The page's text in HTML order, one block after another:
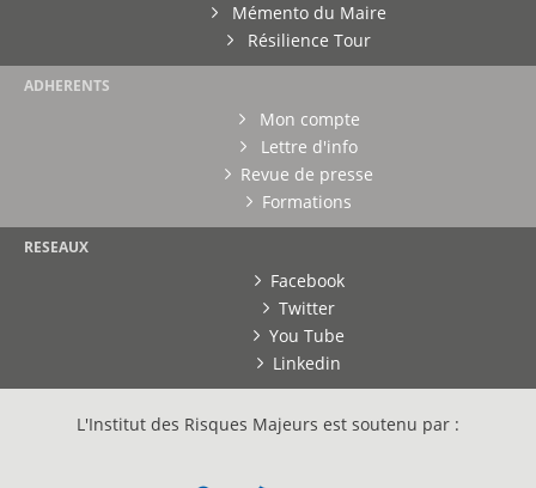
Mémento du Maire
Résilience Tour
ADHERENTS
Mon compte
Lettre d'info
Revue de presse
Formations
RESEAUX
Facebook
Twitter
You Tube
Linkedin
L'Institut des Risques Majeurs est soutenu par :